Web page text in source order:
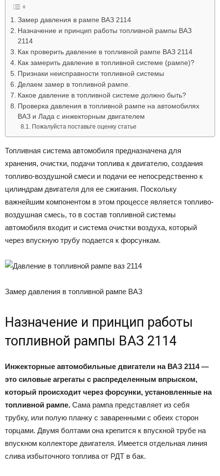
Замер давления в рампе ВАЗ 2114
Назначение и принцип работы топливной рампы ВАЗ
2114
Как проверить давление в топливной рампе ВАЗ 2114
Как замерить давление в топливной системе (рампе)?
Признаки неисправности топливной системы
Делаем замер в топливной рампе.
Какое давление в топливной системе должно быть?
Проверка давления в топливной рампе на автомобилях
ВАЗ и Лада с инжекторным двигателем
Пожалуйста поставьте оценку статье
Топливная система автомобиля предназначена для
хранения, очистки, подачи топлива к двигателю, создания
топливо-воздушной смеси и подачи ее непосредственно к
цилиндрам двигателя для ее сжигания. Поскольку
важнейшим компонентом в этом процессе является топливо-
воздушная смесь, то в состав топливной системы
автомобиля входит и система очистки воздуха, который
через впускную трубу подается к форсункам.
Замер давления в топливной рампе ВАЗ
Назначение и принцип работы
топливной рампы ВАЗ 2114
Инжекторные автомобильные двигатели на ВАЗ 2114 —
это силовые агрегаты с распределенным впрыском,
который происходит через форсунки, установленные на
топливной рампе. Сама рампа представляет из себя
трубку, или полую планку с заваренными с обеих сторон
торцами. Двумя болтами она крепится к впускной трубе на
впускном коллекторе двигателя. Имеется отдельная линия
слива избыточного топлива от РДТ в бак.